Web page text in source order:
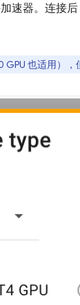
速器。连接
也适用），